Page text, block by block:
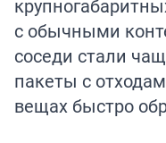
с обычными
соседи стали
пакеты с
вещах быстро